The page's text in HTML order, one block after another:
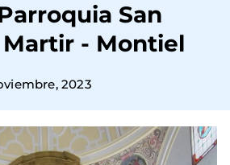
San
- Montiel
2023